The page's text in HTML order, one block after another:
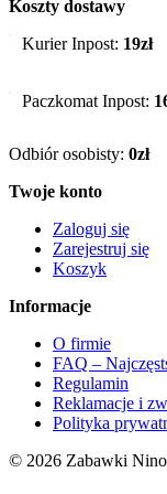
Koszty dostawy
Kurier Inpost: 19zł
Paczkomat Inpost:
Odbiór osobisty: 0zł
Twoje konto
Zaloguj się
Zarejestruj się
Koszyk
Informacje
O firmie
FAQ –
Regulamin
Reklamacje i
Polityka
© 2026 Zabawki